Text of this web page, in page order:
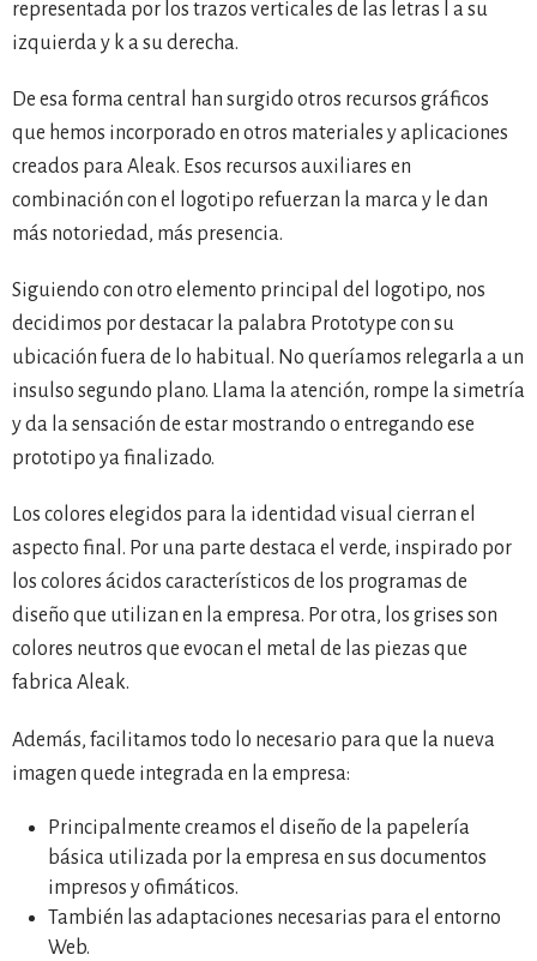
representada por los trazos verticales de las letras l a su
izquierda y k a su derecha.
De esa forma central han surgido otros recursos gráficos
que hemos incorporado en otros materiales y aplicaciones
creados para Aleak. Esos recursos auxiliares en
combinación con el logotipo refuerzan la marca y le dan
más notoriedad, más presencia.
Siguiendo con otro elemento principal del logotipo, nos
decidimos por destacar la palabra Prototype con su
ubicación fuera de lo habitual. No queríamos relegarla a un
insulso segundo plano. Llama la atención, rompe la simetría
y da la sensación de estar mostrando o entregando ese
prototipo ya finalizado.
Los colores elegidos para la identidad visual cierran el
aspecto final. Por una parte destaca el verde, inspirado por
los colores ácidos característicos de los programas de
diseño que utilizan en la empresa. Por otra, los grises son
colores neutros que evocan el metal de las piezas que
fabrica Aleak.
Además, facilitamos todo lo necesario para que la nueva
imagen quede integrada en la empresa:
Principalmente creamos el diseño de la papelería
básica utilizada por la empresa en sus documentos
impresos y ofimáticos.
También las adaptaciones necesarias para el entorno
Web.